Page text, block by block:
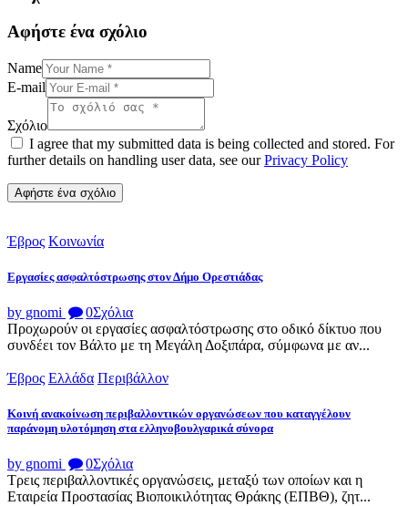
Αφήστε ένα σχόλιο
Name
E-mail
Σχόλιο
I agree that my submitted data is being collected and stored. For
further details on handling user data, see ourPrivacy Policy
Έβρος Κοινωνία
Εργασίες ασφαλτόστρωσης στον Δήμο Ορεστιάδας
by gnomi 0Σχόλια
Προχωρούν οι εργασίες ασφαλτόστρωσης στο οδικό δίκτυο που
συνδέει τον Βάλτο με τη Μεγάλη Δοξιπάρα, σύμφωνα με αν...
Έβρος Ελλάδα Περιβάλλον
Κοινή ανακοίνωση περιβαλλοντικών οργανώσεων που καταγγέλουν
παράνομη υλοτόμηση στα ελληνοβουλγαρικά σύνορα
by gnomi 0Σχόλια
Τρεις περιβαλλοντικές οργανώσεις, μεταξύ των οποίων και η
Εταιρεία Προστασίας Βιοποικιλότητας Θράκης (ΕΠΒΘ), ζητ...